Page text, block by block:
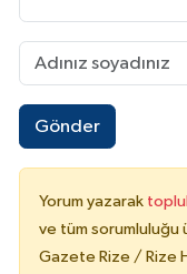
Gönder
Yorum yazarak
ve tüm sorumluluğu
Gazete Rize / Rize